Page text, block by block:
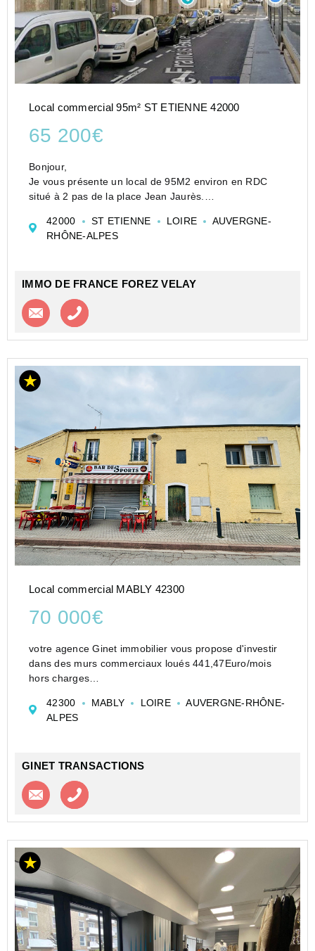
Local commercial 95m² ST ETIENNE 42000
65 200€
Bonjour,
Je vous présente un local de 95M2 environ en RDC
situé à 2 pas de la place Jean Jaurès.
ainsi que 2 autres pièces complète ce bien.
Belle opportunité pour ce bien
42000 ST ETIENNE LOIRE
AUVERGNE-
RHÔNE-ALPES
IMMO DE FRANCE FOREZ VELAY
Contacter l'agence
Local commercial MABLY 42300
70 000€
votre agence Ginet immobilier vous propose d'investir
dans des murs commerciaux loués 441,47Euro/mois
hors charges
appartement de 77m²
visites au 0477713769
42300 MABLY LOIRE
AUVERGNE-RHÔNE-
ALPES
GINET TRANSACTIONS
Contacter l'agence